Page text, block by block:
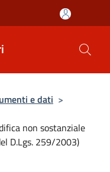
e dati >
non sostanziale
D.Lgs. 259/2003)